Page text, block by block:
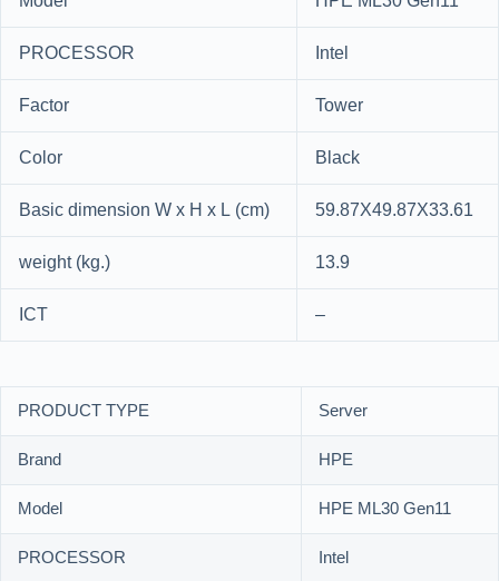
PROCESSOR
Intel
Factor
Tower
Color
Black
Basic dimension W x H x L (cm)
59.87X49.87X33.61
weight (kg.)
13.9
ICT
–
PRODUCT TYPE
Server
Brand
HPE
Model
HPE ML30 Gen11
PROCESSOR
Intel